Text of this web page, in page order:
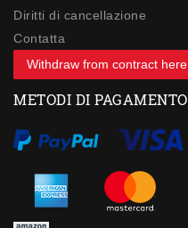
Diritti di cancellazione
Contatta
Withdraw from contract here
METODI DI PAGAMENTO